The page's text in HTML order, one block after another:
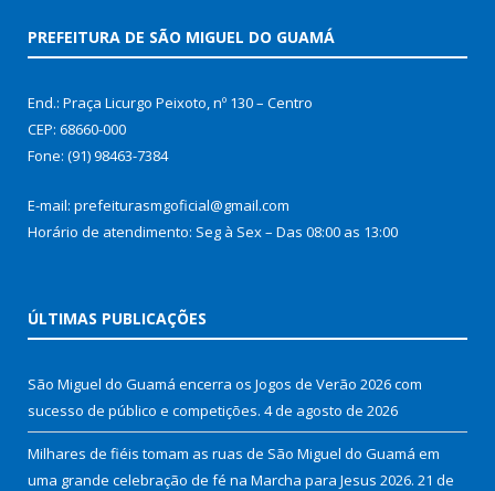
PREFEITURA DE SÃO MIGUEL DO GUAMÁ
End.: Praça Licurgo Peixoto, nº 130 – Centro
CEP: 68660-000
Fone: (91) 98463-7384
E-mail: prefeiturasmgoficial@gmail.com
Horário de atendimento: Seg à Sex – Das 08:00 as 13:00
ÚLTIMAS PUBLICAÇÕES
São Miguel do Guamá encerra os Jogos de Verão 2026 com
sucesso de público e competições. 4 de agosto de 2026
Milhares de fiéis tomam as ruas de São Miguel do Guamá em
uma grande celebração de fé na Marcha para Jesus 2026. 21 de